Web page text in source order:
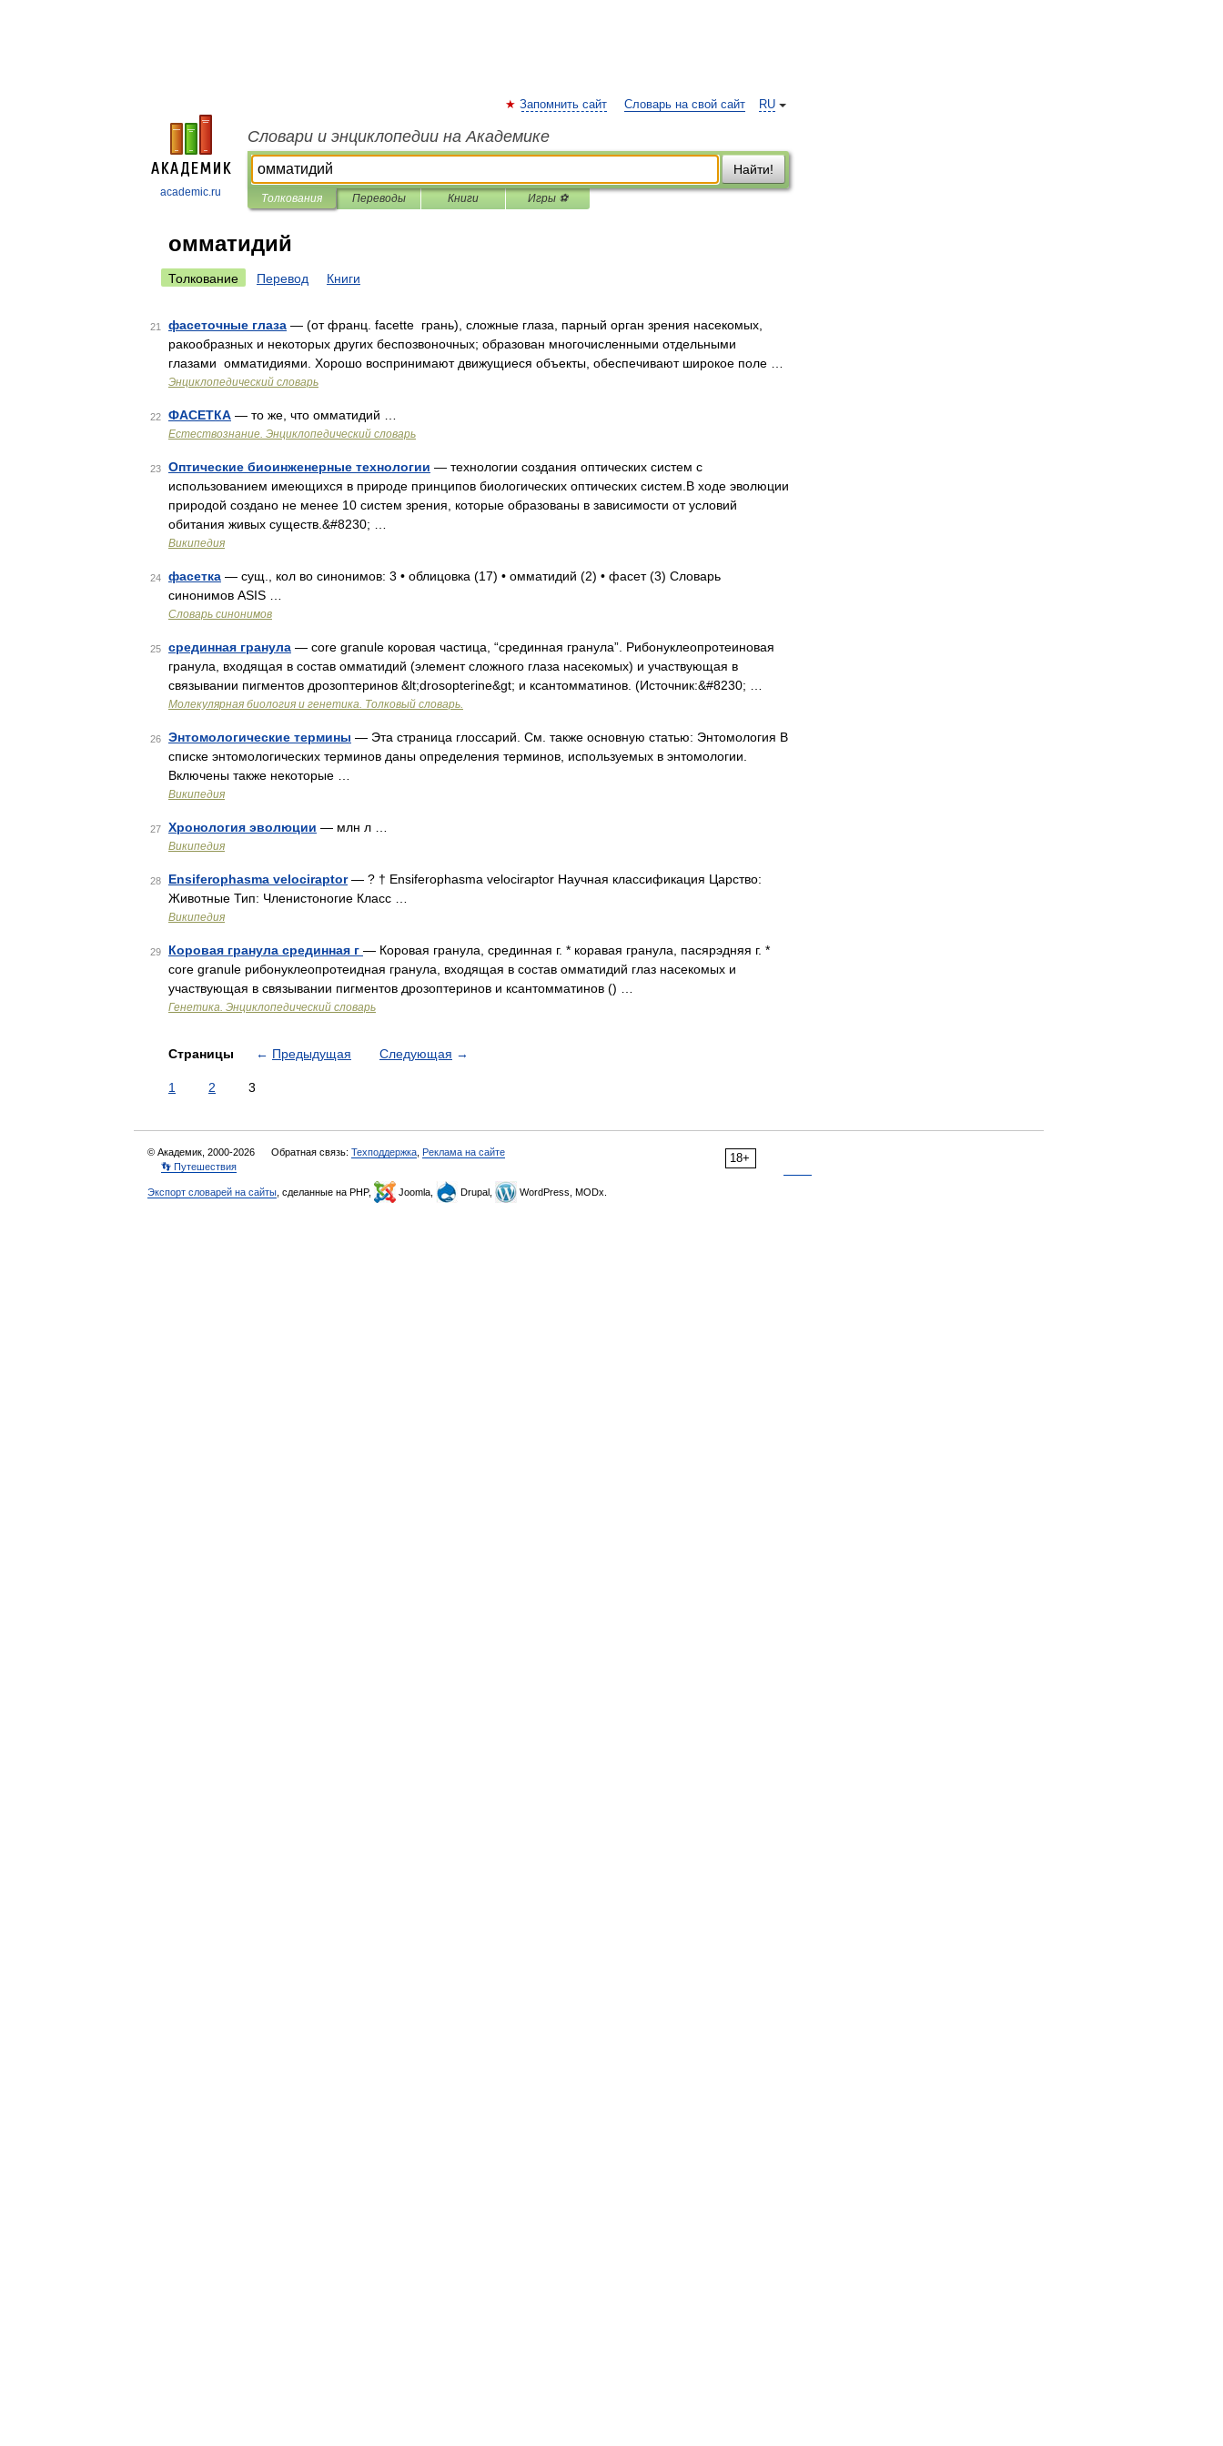
academic.ru
RU
Запомнить сайт Словарь на свой сайт
Словари и энциклопедии на Академике
Найти!
Толкования Переводы Книги Игры ⚽
омматидий
Толкование Перевод Книги
21 фасеточные глаза — (от франц. facette грань), сложные глаза, парный орган зрения насекомых,
ракообразных и некоторых других беспозвоночных; образован многочисленными отдельными
глазами омматидиями. Хорошо воспринимают движущиеся объекты, обеспечивают широкое поле …
Энциклопедический словарь
22 ФАСЕТКА — то же, что омматидий …
Естествознание. Энциклопедический словарь
23 Оптические биоинженерные технологии — технологии создания оптических систем с
использованием имеющихся в природе принципов биологических оптических систем.В ходе эволюции
природой создано не менее 10 систем зрения, которые образованы в зависимости от условий
обитания живых существ.&#8230; …
Википедия
24 фасетка — сущ., кол во синонимов: 3 • облицовка (17) • омматидий (2) • фасет (3) Словарь
синонимов ASIS …
Словарь синонимов
25 срединная гранула — core granule коровая частица, “срединная гранула”. Pибонуклеопротеиновая
гранула, входящая в состав омматидий (элемент сложного глаза насекомых) и участвующая в
связывании пигментов дрозоптеринов &lt;drosopterine&gt; и ксантомматинов. (Источник:&#8230; …
Молекулярная биология и генетика. Толковый словарь.
26 Энтомологические термины — Эта страница глоссарий. См. также основную статью: Энтомология В
списке энтомологических терминов даны определения терминов, используемых в энтомологии.
Включены также некоторые …
Википедия
27 Хронология эволюции — млн л …
Википедия
28 Ensiferophasma velociraptor— ? † Ensiferophasma velociraptor Научная классификация Царство:
Животные Тип: Членистоногие Класс …
Википедия
29 Коровая гранула срединная г — Коровая гранула, срединная г. * коравая гранула, пасярэдняя г. *
core granule рибонуклеопротеидная гранула, входящая в состав омматидий глаз насекомых и
участвующая в связывании пигментов дрозоптеринов и ксантомматинов () …
Генетика. Энциклопедический словарь
Страницы ← Предыдущая Следующая →
1 2 3
18+
© Академик, 2000-2026 Обратная связь: Техподдержка Реклама на сайте
👣 Путешествия
Экспорт словарей на сайты , сделанные на PHP, Joomla, Drupal, WordPress, MODx.